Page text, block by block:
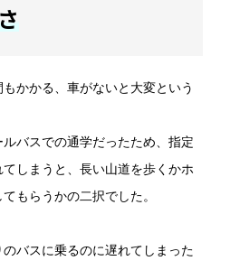
かかる、車がないと大変という
バスでの通学だったため、指定
しまうと、長い山道を歩くかホ
もらうかの二択でした。
バスに乗るのに遅れてしまった